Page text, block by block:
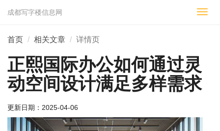
切
成都写字楼信息网
首页 相关文章 详情页
正熙国际办公如何通过灵
动空间设计满足多样需求
更新日期： 2025-04-06